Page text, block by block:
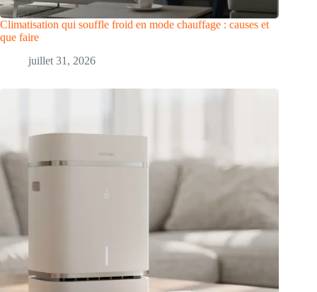
Climatisation qui souffle froid en mode chauffage : causes et
que faire
juillet 31, 2026